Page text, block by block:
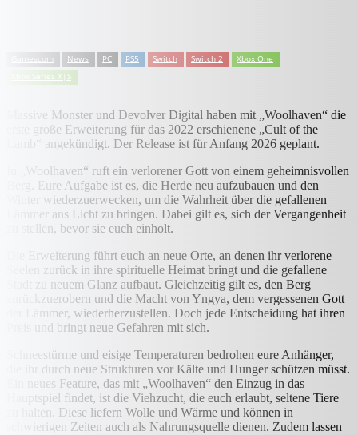
Gamescom News PC PS5 Switch Switch 2
Xbox One
Xbox Series X|S
Massive Monster und Devolver Digital haben mit „Woolhaven“ die
erste große Erweiterung für das 2022 erschienene „Cult of the
Lamb“ angekündigt. Der Release ist für Anfang 2026 geplant.
In „Woolhaven“ ruft ein verlorener Gott von einem geheimnisvollen
Berg. Eure Aufgabe ist es, die Herde neu aufzubauen und den
Winter wiederzuerwecken, um die Wahrheit über die gefallenen
Lämmer ans Licht zu bringen. Dabei gilt es, sich der Vergangenheit
zu stellen, bevor sie euch einholt.
Die Erweiterung führt euch an neue Orte, an denen ihr verlorene
Seelen zurück in ihre spirituelle Heimat bringt und die gefallene
Stadt zu neuem Glanz aufbaut. Gleichzeitig gilt es, den Berg
zurückzuerobern und die Macht von Yngya, dem vergessenen Gott
der Lämmer, wiederherzustellen. Doch jede Entscheidung hat ihren
Preis und bringt neue Gefahren mit sich.
Schneestürme und eisige Temperaturen bedrohen eure Anhänger,
die ihr durch neue Strukturen vor Kälte und Hunger schützen müsst.
Ein neues Feature, das mit „Woolhaven“ den Einzug in das
Hauptspiel findet, ist die Viehzucht, die euch erlaubt, seltene Tiere
zu halten. Diese liefern Wolle und Wärme und können in
schwierigen Zeiten auch als Nahrungsquelle dienen. Zudem lassen